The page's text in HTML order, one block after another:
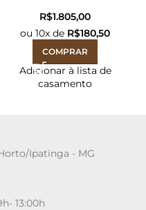
R$
ou 10x de R$180,50
COMPRAR
Adicionar à lista de
casamento
Ipatinga - MG
13:00h